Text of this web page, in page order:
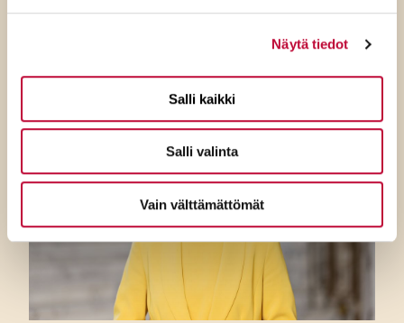
Näytä tiedot
Salli kaikki
Salli valinta
Vain välttämättömät
avoimuus ja selkeät ohjeet